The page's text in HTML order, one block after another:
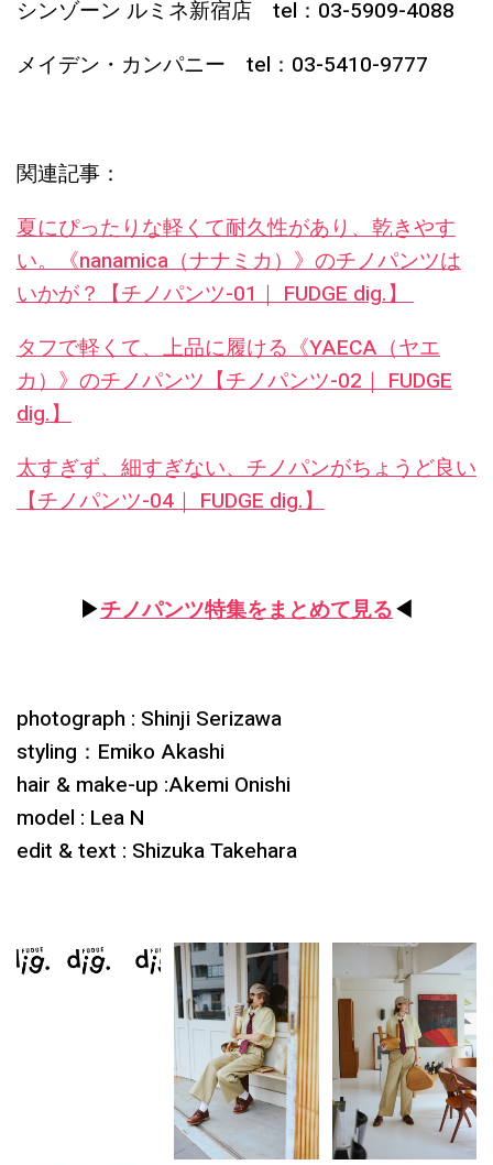
シンゾーン ルミネ新宿店 tel：03-5909-4088
メイデン・カンパニー tel：03-5410-9777
関連記事：
夏にぴったりな軽くて耐久性があり、乾きやす
い。《nanamica（ナナミカ）》のチノパンツは
いかが？【チノパンツ-01｜ FUDGE dig.】
タフで軽くて、上品に履ける《YAECA（ヤエ
カ）》のチノパンツ【チノパンツ-02｜ FUDGE
dig.】
太すぎず、細すぎない、チノパンがちょうど良い
【チノパンツ-04｜ FUDGE dig.】
▶︎チノパンツ特集をまとめて見る◀︎
photograph : Shinji Serizawa
styling：Emiko Akashi
hair & make-up :Akemi Onishi
model : Lea N
edit & text : Shizuka Takehara